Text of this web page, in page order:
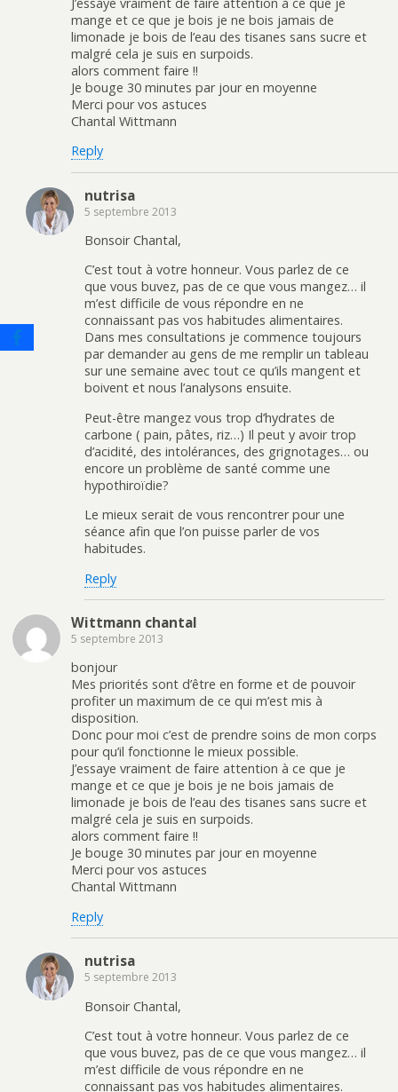
mange et ce que je bois je ne bois jamais de
limonade je bois de l’eau des tisanes sans sucre et
malgré cela je suis en surpoids.
alors comment faire !!
Je bouge 30 minutes par jour en moyenne
Merci pour vos astuces
Chantal Wittmann
Reply
nutrisa
5 septembre 2013
Bonsoir Chantal,
C’est tout à votre honneur. Vous parlez de ce
que vous buvez, pas de ce que vous mangez… il
m’est difficile de vous répondre en ne
connaissant pas vos habitudes alimentaires.
Dans mes consultations je commence toujours
par demander au gens de me remplir un tableau
sur une semaine avec tout ce qu’ils mangent et
boivent et nous l’analysons ensuite.
Peut-être mangez vous trop d’hydrates de
carbone ( pain, pâtes, riz…) Il peut y avoir trop
d’acidité, des intolérances, des grignotages… ou
encore un problème de santé comme une
hypothiroïdie?
Le mieux serait de vous rencontrer pour une
séance afin que l’on puisse parler de vos
habitudes.
Reply
Wittmann chantal
5 septembre 2013
bonjour
Mes priorités sont d’être en forme et de pouvoir
profiter un maximum de ce qui m’est mis à
disposition.
Donc pour moi c’est de prendre soins de mon corps
pour qu’il fonctionne le mieux possible.
J’essaye vraiment de faire attention à ce que je
mange et ce que je bois je ne bois jamais de
limonade je bois de l’eau des tisanes sans sucre et
malgré cela je suis en surpoids.
alors comment faire !!
Je bouge 30 minutes par jour en moyenne
Merci pour vos astuces
Chantal Wittmann
Reply
nutrisa
5 septembre 2013
Bonsoir Chantal,
C’est tout à votre honneur. Vous parlez de ce
que vous buvez, pas de ce que vous mangez… il
m’est difficile de vous répondre en ne
connaissant pas vos habitudes alimentaires.